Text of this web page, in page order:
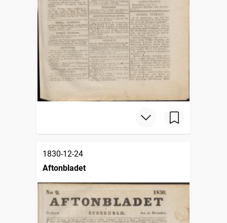
1830-12-24
Aftonbladet